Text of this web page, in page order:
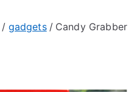
gadgets Candy Grabber